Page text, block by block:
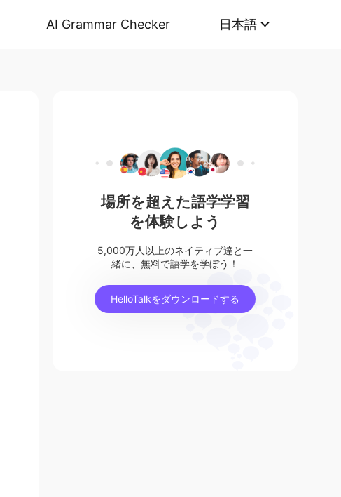
AI Grammar Checker 日本語
場所を超えた語学学習
を体験しよう
5,000万人以上のネイティブ達と一
緒に、無料で語学を学ぼう！
HelloTalkをダウンロードする